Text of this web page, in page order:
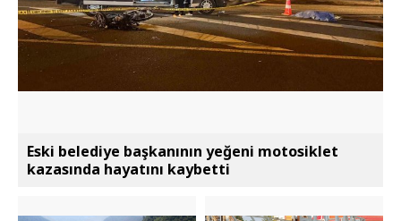
Eski belediye başkanının yeğeni motosiklet
kazasında hayatını kaybetti